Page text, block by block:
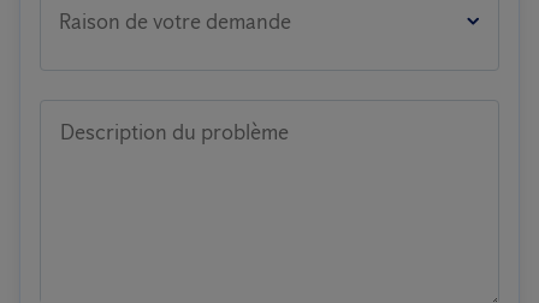
Raison de votre demande
Description du problème